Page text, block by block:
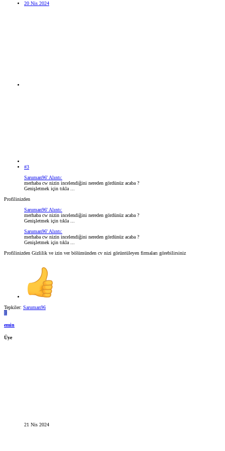
20 Nis 2024
#3
Saruman96' Alıntı:
merhaba cw nizin incelendiğini nereden gördünüz acaba ?
Genişletmek için tıkla ...
Profilinizden
Saruman96' Alıntı:
merhaba cw nizin incelendiğini nereden gördünüz acaba ?
Genişletmek için tıkla ...
Saruman96' Alıntı:
merhaba cw nizin incelendiğini nereden gördünüz acaba ?
Genişletmek için tıkla ...
Profilinizden Gizlilik ve izin ver bölümünden cv nizi görüntüleyen firmaları görebilirsiniz
Tepkiler: Saruman96
E
emin
Üye
21 Nis 2024